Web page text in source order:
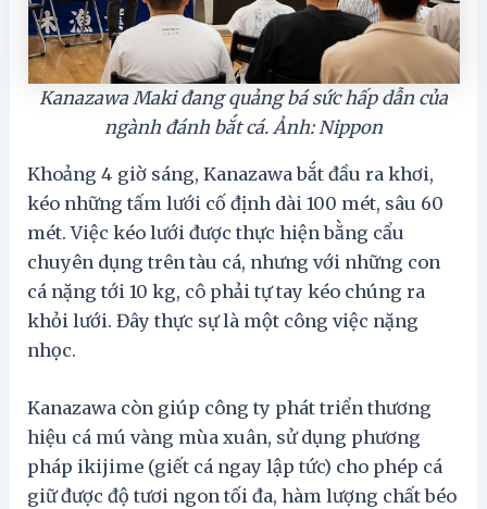
Kanazawa Maki đang quảng bá sức hấp dẫn của
ngành đánh bắt cá. Ảnh: Nippon
Khoảng 4 giờ sáng, Kanazawa bắt đầu ra khơi,
kéo những tấm lưới cố định dài 100 mét, sâu 60
mét. Việc kéo lưới được thực hiện bằng cẩu
chuyên dụng trên tàu cá, nhưng với những con
cá nặng tới 10 kg, cô phải tự tay kéo chúng ra
khỏi lưới. Đây thực sự là một công việc nặng
nhọc.
Kanazawa còn giúp công ty phát triển thương
hiệu cá mú vàng mùa xuân, sử dụng phương
pháp ikijime (giết cá ngay lập tức) cho phép cá
giữ được độ tươi ngon tối đa, hàm lượng chất béo